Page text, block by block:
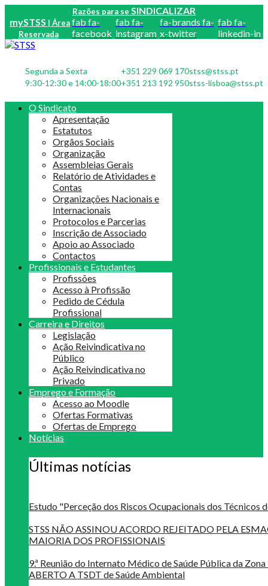
Razões para se SINDICALIZAR
mySTSS | Área
Reservada
fab fa-
facebook
fab fa-
instagram
fa-brands fa-
x-twitter
fab fa-
linkedin-in
Segunda a Sexta
9:30-12:30 e 14:00-18:00
+351 229 069 170
+351 213 192 950
stss@stss.pt
stss-lisboa@stss.pt
O Sindicato
Apresentação
Estatutos
Orgãos Sociais
Organização
Assembleias Gerais
Relatório de Atividades e
Contas
Organizações Nacionais e
Internacionais
Protocolos e Parcerias
Inscrição de Associado
Apoio ao Associado
Contactos
Profissionais e Estudantes
Profissões
Acesso à Profissão
Pedido de Cédula
Profissional
Carreira e Direitos
Legislação
Ação Reivindicativa no
Público
Ação Reivindicativa no
Privado
Emprego e Formação
Acesso ao Moodle
Ofertas Formativas
Ofertas de Emprego
Notícias
Últimas notícias
Estudo "Perceção dos Riscos Ocupacionais dos Técnicos
STSS NÃO ASSINOU ACORDO REJEITADO PELA
MAIORIA DOS PROFISSIONAIS
9.ª Reunião do Internato Médico de Saúde Pública da
ABERTO A TSDT de Saúde Ambiental